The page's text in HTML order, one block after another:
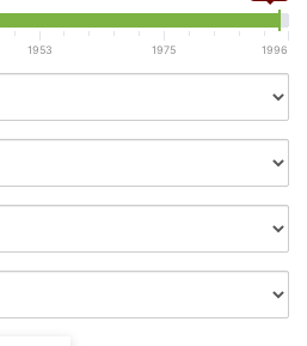
1953 1975 1996